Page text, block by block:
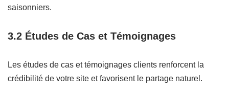
saisonniers.
3.2 Études de Cas et Témoignages
Les études de cas et témoignages clients renforcent la
crédibilité de votre site et favorisent le partage naturel.